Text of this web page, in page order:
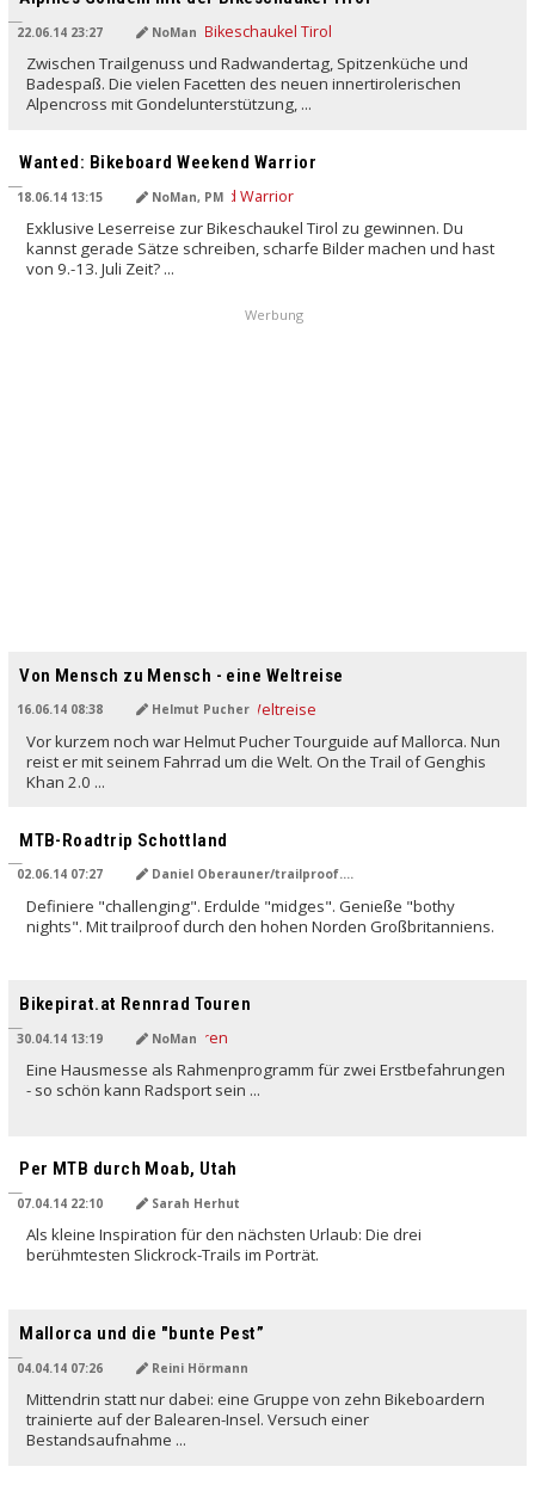
22.06.14 23:27 NoMan
Zwischen Trailgenuss und Radwandertag, Spitzenküche und
Badespaß. Die vielen Facetten des neuen innertirolerischen
Alpencross mit Gondelunterstützung, ...
Wanted: Bikeboard Weekend Warrior
18.06.14 13:15 NoMan, PM
Exklusive Leserreise zur Bikeschaukel Tirol zu gewinnen. Du
kannst gerade Sätze schreiben, scharfe Bilder machen und hast
von 9.-13. Juli Zeit? ...
Werbung
Von Mensch zu Mensch - eine Weltreise
16.06.14 08:38 Helmut Pucher
Vor kurzem noch war Helmut Pucher Tourguide auf Mallorca. Nun
reist er mit seinem Fahrrad um die Welt. On the Trail of Genghis
Khan 2.0 ...
MTB-Roadtrip Schottland
02.06.14 07:27 Daniel Oberauner/trailproof.com
Definiere "challenging". Erdulde "midges". Genieße "bothy
nights". Mit trailproof durch den hohen Norden Großbritanniens.
Bikepirat.at Rennrad Touren
30.04.14 13:19 NoMan
Eine Hausmesse als Rahmenprogramm für zwei Erstbefahrungen
- so schön kann Radsport sein ...
Per MTB durch Moab, Utah
07.04.14 22:10 Sarah Herhut
Als kleine Inspiration für den nächsten Urlaub: Die drei
berühmtesten Slickrock-Trails im Porträt.
Mallorca und die "bunte Pest”
04.04.14 07:26 Reini Hörmann
Mittendrin statt nur dabei: eine Gruppe von zehn Bikeboardern
trainierte auf der Balearen-Insel. Versuch einer
Bestandsaufnahme ...